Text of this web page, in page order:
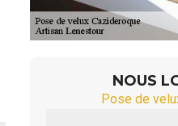
NOUS
Pose de